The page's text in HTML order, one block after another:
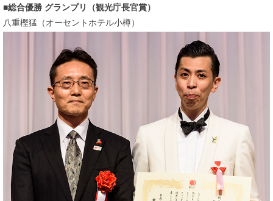
総合優勝 グランプリ（観光庁長官賞）
八重樫猛（オーセントホテル小樽）